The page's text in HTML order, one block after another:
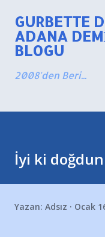
GURBETTE
ADANA
BLOGU
2008'den Beri...
İyi ki doğdun
Yazan: Adsız Ocak